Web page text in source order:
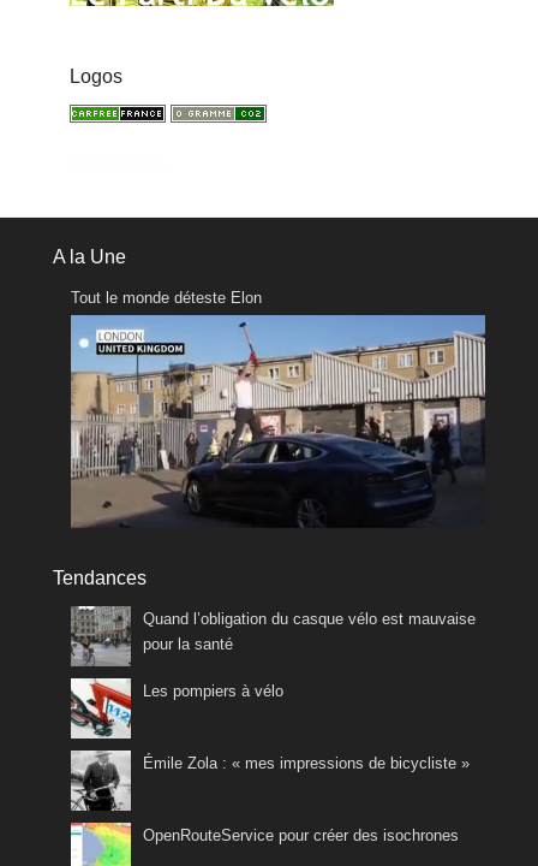
Logos
A la Une
Tout le monde déteste Elon
Tendances
Quand l’obligation du casque vélo est mauvaise
pour la santé
Les pompiers à vélo
Émile Zola : « mes impressions de bicycliste »
OpenRouteService pour créer des isochrones